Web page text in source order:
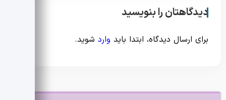
دیدگاهتان را بنویسید
برای ارسال دیدگاه، ابتدا باید وارد شوید.